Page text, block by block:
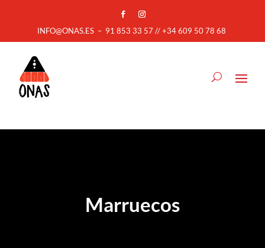
INFO@ONAS.ES – 91 853 33 57 // +34 609 50 78 68
Marruecos